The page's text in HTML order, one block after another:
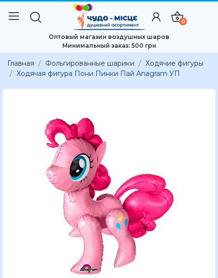
0
Оптовый магазин воздушных шаров
Минимальный заказ: 500 грн
Главная Фольгированные шарики
Ходячие фигуры
Ходячая фигура Пони Пинки Пай Anagram УП